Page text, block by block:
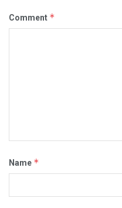
Comment *
Name *